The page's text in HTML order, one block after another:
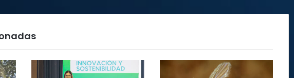
Guanacaste